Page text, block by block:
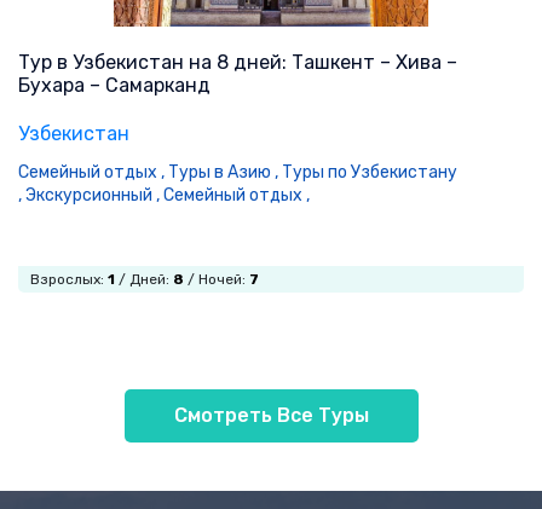
Тур в Узбекистан на 8 дней: Ташкент – Хива –
Бухара – Самарканд
Узбекистан
Семейный отдых , Туры в Азию , Туры по Узбекистану
,Экскурсионный ,Семейный отдых ,
Взрослых: 1 / Дней: 8 / Ночей: 7
Смотреть Все Туры